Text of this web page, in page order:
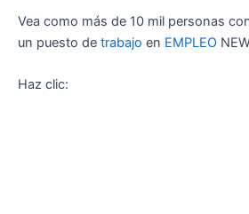
Vea como más de 10 mil personas
un puesto de trabajo en EMPLEO
Haz clic: